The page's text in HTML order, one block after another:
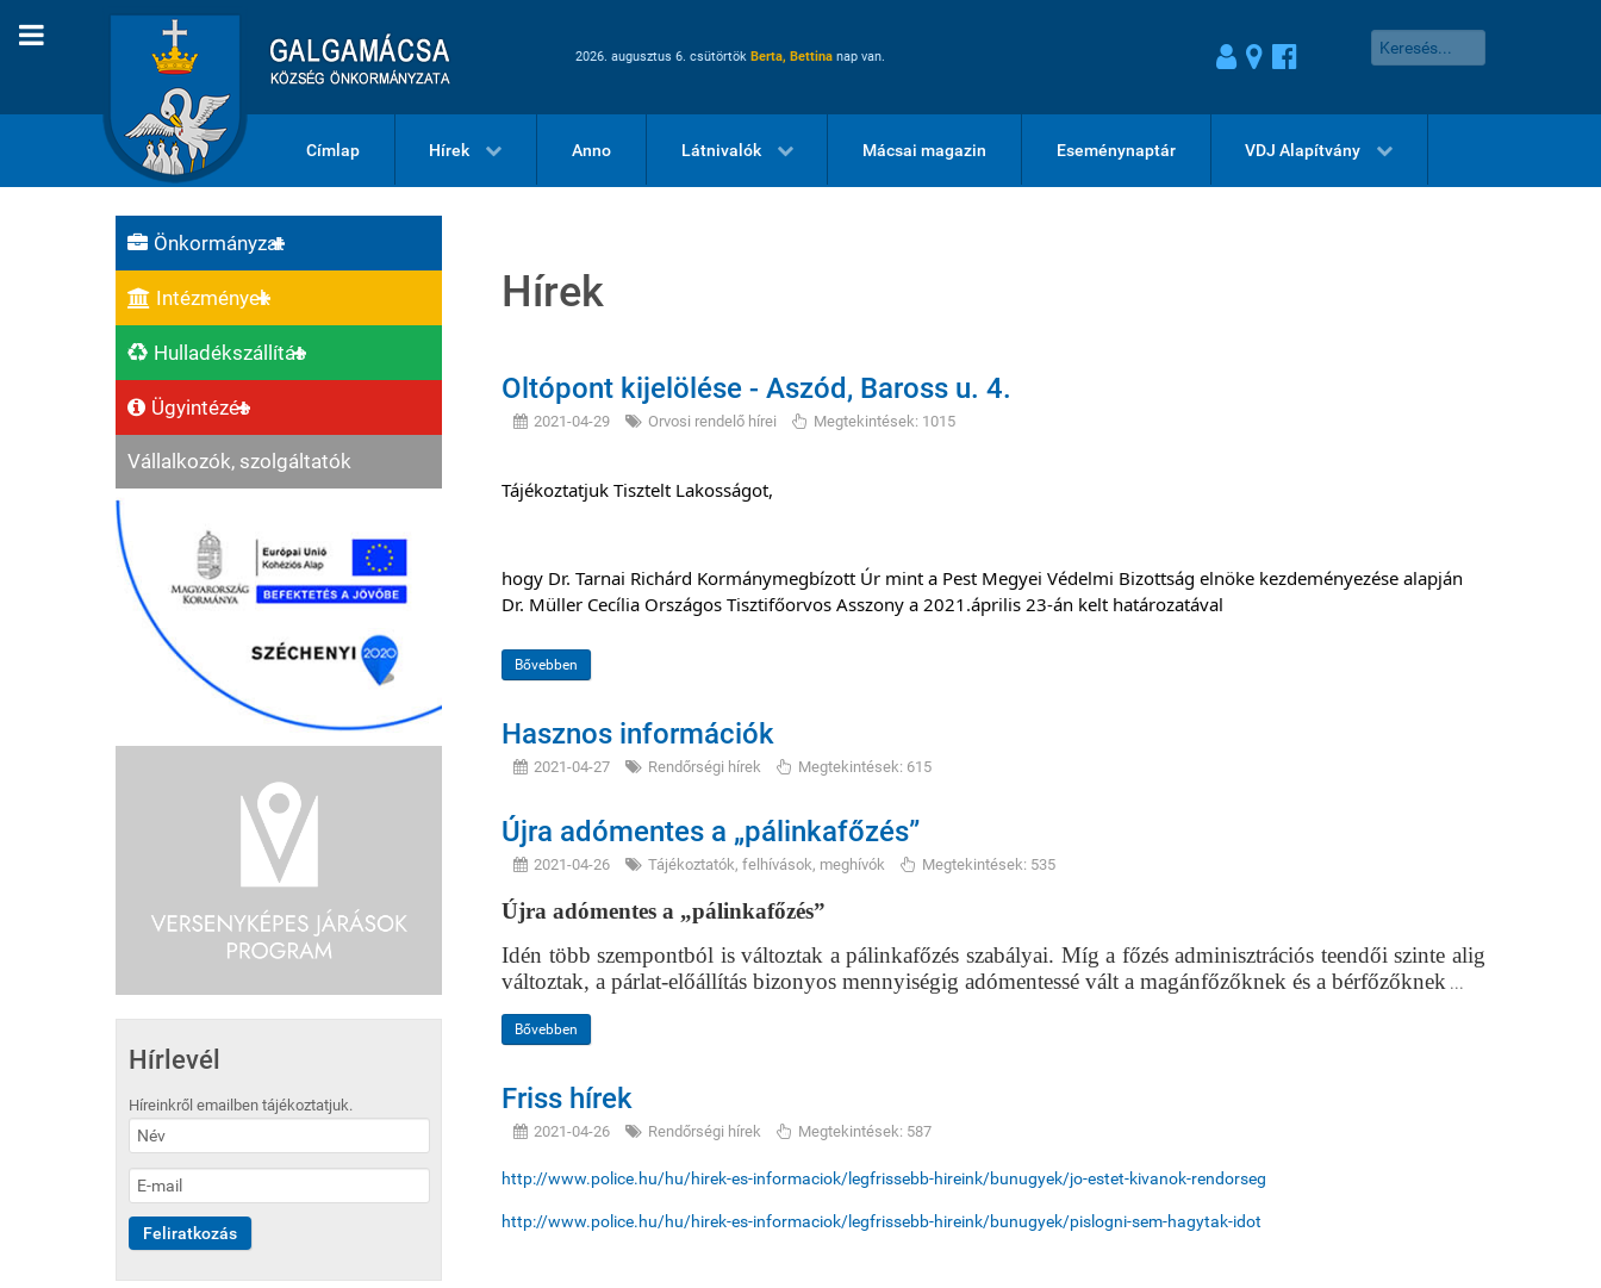
2026. augusztus 6. csütörtök Berta, Bettina nap van.
Címlap Hírek Anno Látnivalók Mácsai magazin Eseménynaptár VDJ Alapítvány
Önkormányzat
Intézmények
Hulladékszállítás
Ügyintézés
Vállalkozók, szolgáltatók
Hírlevél
Híreinkről emailben tájékoztatjuk.
Hírek
Oltópont kijelölése - Aszód, Baross u. 4.
2021-04-29 Orvosi rendelő hírei Megtekintések: 1015
Tájékoztatjuk Tisztelt Lakosságot,
hogy Dr. Tarnai Richárd Kormánymegbízott Úr mint a Pest Megyei Védelmi Bizottság elnöke kezdeményezése alapján
Dr. Müller Cecília Országos Tisztifőorvos Asszony a 2021.április 23-án kelt határozatával
Bővebben
Hasznos információk
2021-04-27 Rendőrségi hírek Megtekintések: 615
Újra adómentes a „pálinkafőzés”
2021-04-26 Tájékoztatók, felhívások, meghívók Megtekintések: 535
Újra adómentes a „pálinkafőzés”
Idén több szempontból is változtak a pálinkafőzés szabályai. Míg a főzés adminisztrációs teendői szinte alig
változtak, a párlat-előállítás bizonyos mennyiségig adómentessé vált a magánfőzőknek és a bérfőzőknek ...
Bővebben
Friss hírek
2021-04-26 Rendőrségi hírek Megtekintések: 587
http://www.police.hu/hu/hirek-es-informaciok/legfrissebb-hireink/bunugyek/jo-estet-kivanok-rendorseg
http://www.police.hu/hu/hirek-es-informaciok/legfrissebb-hireink/bunugyek/pislogni-sem-hagytak-idot